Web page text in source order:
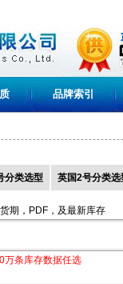
品牌索引
分类选型 英国2号分类选
期，PDF，及最新库存
万条库存数据任选